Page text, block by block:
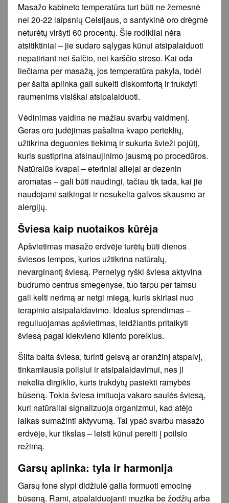
Masažo kabineto temperatūra turi būti ne žemesnė
nei 20-22 laipsnių Celsijaus, o santykinė oro drėgmė
neturėtų viršyti 60 procentų. Šie rodikliai nėra
atsitiktiniai – jie sudaro sąlygas kūnui atsipalaiduoti
nepatiriant nei šalčio, nei karščio streso. Kai oda
liečiama per masažą, jos temperatūra pakyla, todėl
per šalta aplinka gali sukelti diskomfortą ir trukdyti
raumenims visiškai atsipalaiduoti.
Vėdinimas vaidina ne mažiau svarbų vaidmenį.
Geras oro judėjimas pašalina kvapo perteklių,
užtikrina deguonies tiekimą ir sukuria švieži pojūtį,
kuris sustiprina atsinaujinimo jausmą po procedūros.
Natūralūs kvapai – eteriniai aliejai ar dezenin
aromatas – gali būti naudingi, tačiau tik tada, kai jie
naudojami saikingai ir nesukelia galvos skausmo ar
alergijų.
Šviesa kaip nuotaikos kūrėja
Apšvietimas masažo erdvėje turėtų būti dienos
šviesos lempos, kurios užtikrina natūralų,
nevarginantį šviesą. Pernelyg ryški šviesa aktyvina
budrumo centrus smegenyse, tuo tarpu per tamsu
gali kelti nerimą ar netgi miegą, kuris skiriasi nuo
terapinio atsipalaidavimo. Idealus sprendimas –
reguliuojamas apšvietimas, leidžiantis pritaikyti
šviesą pagal kiekvieno kliento poreikius.
Šilta balta šviesa, turinti gelsvą ar oranžinį atspalvį,
tinkamiausia poilsiui ir atsipalaidavimui, nes ji
nekelia dirgiklio, kuris trukdytų pasiekti ramybės
būseną. Tokia šviesa imituoja vakaro saulės šviesą,
kuri natūraliai signalizuoja organizmui, kad atėjo
laikas sumažinti aktyvumą. Tai ypač svarbu masažo
erdvėje, kur tikslas – leisti kūnui pereiti į poilsio
režimą.
Garsų aplinka: tyla ir harmonija
Garsų fone slypi didžiulė galia formuoti emocinę
būseną. Rami, atpalaiduojanti muzika be žodžių arba